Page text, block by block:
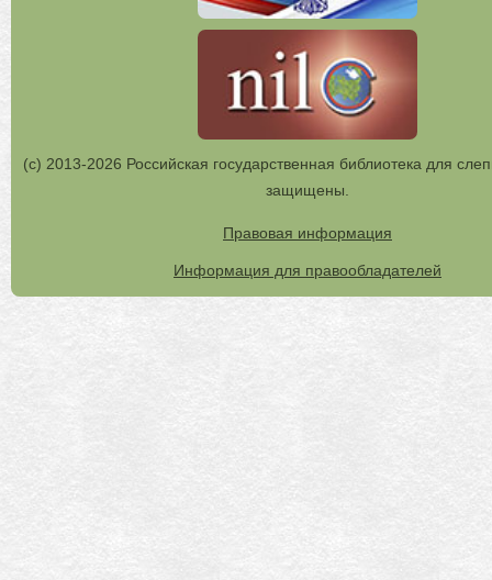
(с) 2013-2026 Российская государственная библиотека для
защищены.
Правовая информация
Информация для правообладателей